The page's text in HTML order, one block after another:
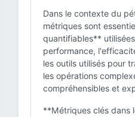
Dans le contexte du
métriques sont
quantifiables**
performance,
les outils utilisés pour
les opérations
compréhensibles et
**Métriques clés dans